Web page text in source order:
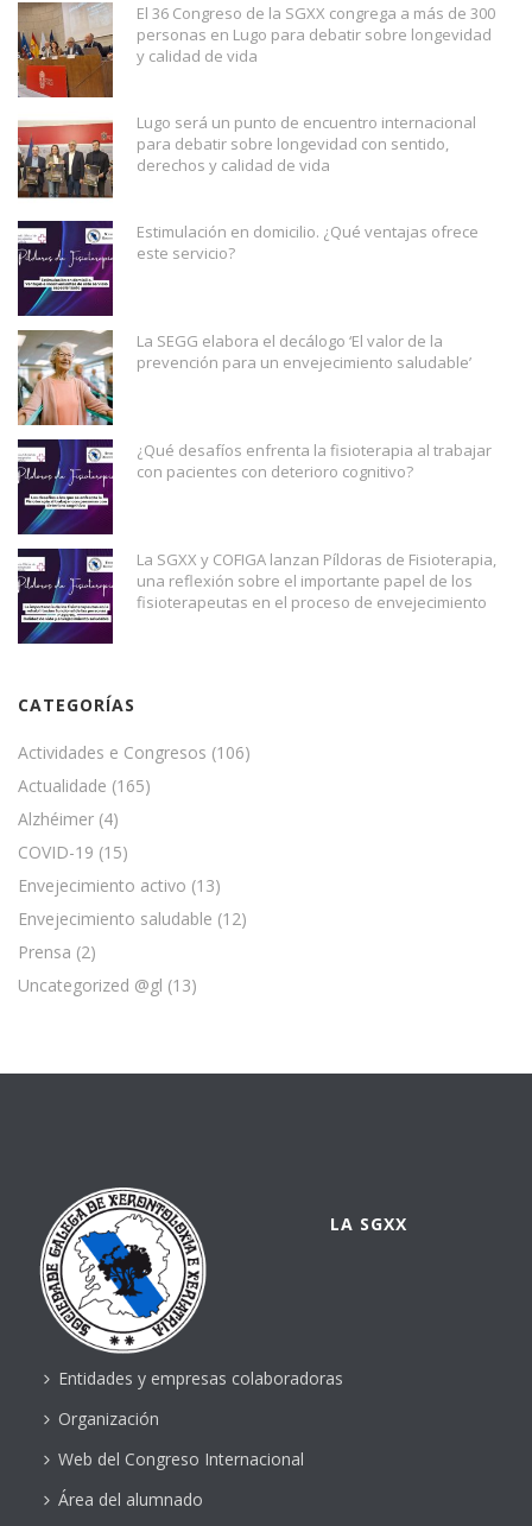
El 36 Congreso de la SGXX congrega a más de 300
personas en Lugo para debatir sobre longevidad
y calidad de vida
Lugo será un punto de encuentro internacional
para debatir sobre longevidad con sentido,
derechos y calidad de vida
Estimulación en domicilio. ¿Qué ventajas ofrece
este servicio?
La SEGG elabora el decálogo ‘El valor de la
prevención para un envejecimiento saludable’
¿Qué desafíos enfrenta la fisioterapia al trabajar
con pacientes con deterioro cognitivo?
La SGXX y COFIGA lanzan Píldoras de Fisioterapia,
una reflexión sobre el importante papel de los
fisioterapeutas en el proceso de envejecimiento
CATEGORÍAS
Actividades e Congresos (106)
Actualidade (165)
Alzhéimer (4)
COVID-19 (15)
Envejecimiento activo (13)
Envejecimiento saludable (12)
Prensa (2)
Uncategorized @gl (13)
LA SGXX
Entidades y empresas colaboradoras
Organización
Web del Congreso Internacional
Área del alumnado